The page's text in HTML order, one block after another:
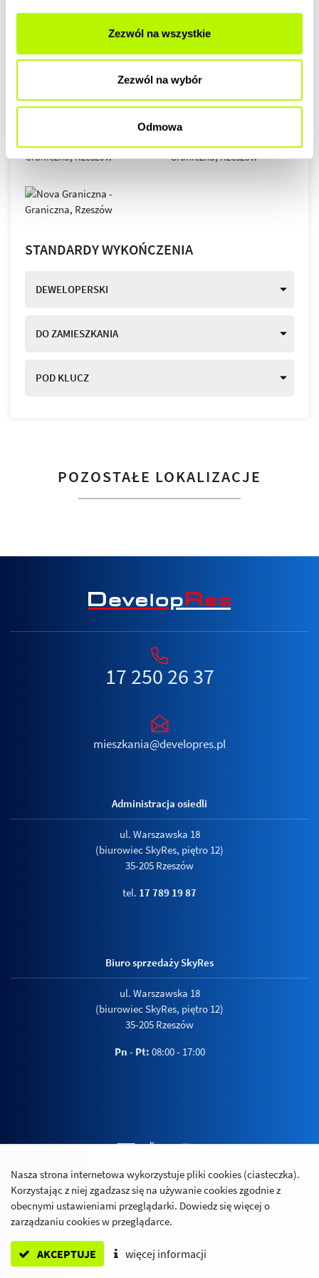
Zezwól na wszystkie
Zezwól na wybór
Odmowa
STANDARDY WYKOŃCZENIA
DEWELOPERSKI
DO ZAMIESZKANIA
POD KLUCZ
POZOSTAŁE LOKALIZACJE
17 250 26 37
mieszkania@developres.pl
Administracja osiedli
ul. Warszawska 18
(biurowiec SkyRes, piętro 12)
35-205 Rzeszów
tel. 17 789 19 87
Biuro sprzedaży SkyRes
ul. Warszawska 18
(biurowiec SkyRes, piętro 12)
35-205 Rzeszów
Pn - Pt: 08:00 - 17:00
Polityka prywatności
Relacje inwestorskie
ZAPYTAJ O TO MIESZKANIE
Nasza strona internetowa wykorzystuje pliki cookies (ciasteczka).
Korzystając z niej zgadzasz się na używanie cookies zgodnie z
obecnymi ustawieniami przeglądarki. Dowiedz się więcej o
zarządzaniu cookies w przeglądarce.
AKCEPTUJE więcej informacji